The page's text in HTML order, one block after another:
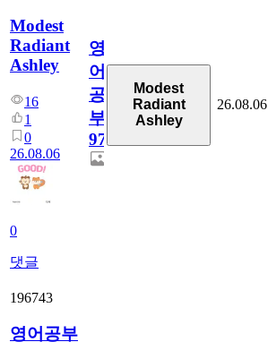
Modest
Radiant
Ashley
16
1
0
26.08.06
0
댓글
영
어
공
부
97
Modest
Radiant
Ashley
26.08.06
196743
영어공부